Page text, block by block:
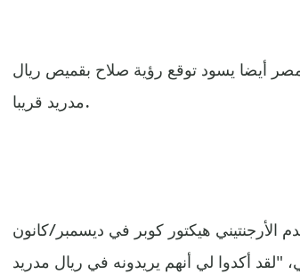
أيضا يسود توقع رؤية صلاح بقميص ريال
مدريد قريبا.
الأرجنتيني هيكتور كوبر في ديسمبر/كانون